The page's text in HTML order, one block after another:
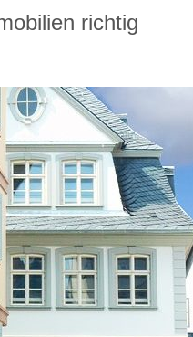
richtig